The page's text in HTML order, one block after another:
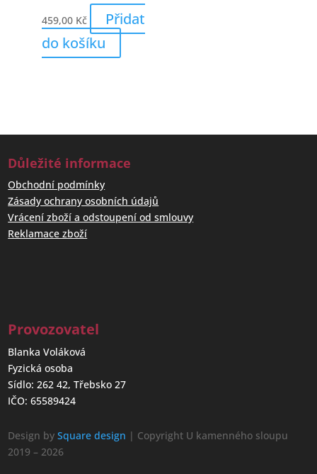
459,00 Kč
Přidat
do košíku
Důležité informace
Obchodní podmínky
Zásady ochrany osobních údajů
Vrácení zboží a odstoupení od smlouvy
Reklamace zboží
Provozovatel
Blanka Voláková
Fyzická osoba
Sídlo: 262 42, Třebsko 27
IČO: 65589424
Design bySquare design | Copyright U kamenného sloupu
2019 – 2026